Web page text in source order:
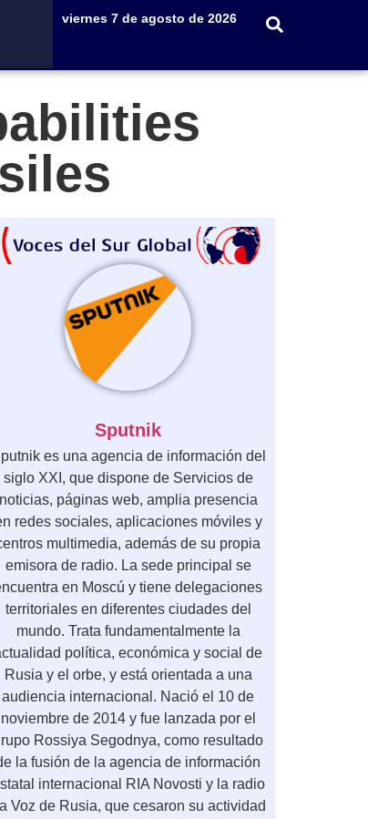
viernes 7 de agosto de 2026
Sputnik
es una agencia de información del
siglo XXI, que dispone de Servicios de
noticias, páginas web, amplia presencia
redes sociales, aplicaciones móviles y
multimedia, además de su propia
emisora de radio. La sede principal se
en Moscú y tiene delegaciones
territoriales en diferentes ciudades del
mundo. Trata fundamentalmente la
política, económica y social de
Rusia y el orbe, y está orientada a una
audiencia internacional. Nació el 10 de
noviembre de 2014 y fue lanzada por el
Rossiya Segodnya, como resultado
la fusión de la agencia de información
internacional RIA Novosti y la radio
Voz de Rusia, que cesaron su actividad